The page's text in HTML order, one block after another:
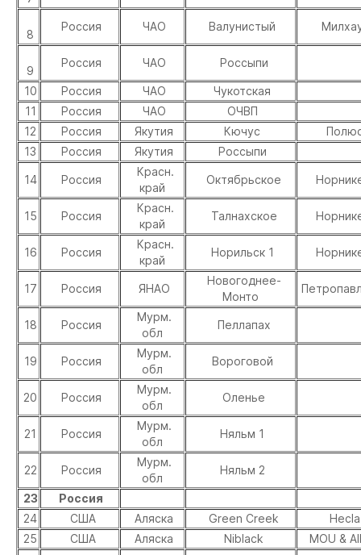
8
Россия ЧАО Валунистый
9
Россия ЧАО Россыпи
10 Россия ЧАО
Чукотская
11
Россия ЧАО
ОЧВП
12
Россия Якутия Кючус
13
Россия Якутия Россыпи
14 Россия
Красн.
край
Октябрьское
15 Россия
Красн.
край
Талнахское
16 Россия
Красн.
край
Норильск 1
17 Россия ЯНАО
Новогоднее-
Монто
18 Россия
Мурм.
обл
Пеллапах
19 Россия
Мурм.
обл
Вороговой
20 Россия
Мурм.
обл
Оленье
21 Россия
Мурм.
обл
Няльм 1
22 Россия
Мурм.
обл
Няльм 2
23
Россия
24
США Аляска Green Creek
Hecla
25
США Аляска Niblack MOU &